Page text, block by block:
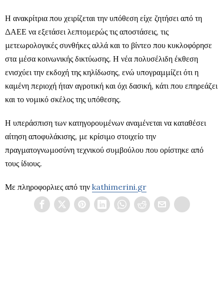
Η ανακρίτρια που χειρίζεται την υπόθεση είχε ζητήσει από τη
ΔΑΕΕ να εξετάσει λεπτομερώς τις αποστάσεις, τις
μετεωρολογικές συνθήκες αλλά και το βίντεο που κυκλοφόρησε
στα μέσα κοινωνικής δικτύωσης. Η νέα πολυσέλιδη έκθεση
ενισχύει την εκδοχή της κηλίδωσης, ενώ υπογραμμίζει ότι η
καμένη περιοχή ήταν αγροτική και όχι δασική, κάτι που επηρεάζει
και το νομικό σκέλος της υπόθεσης.
Η υπεράσπιση των κατηγορουμένων αναμένεται να καταθέσει
αίτηση αποφυλάκισης, με κρίσιμο στοιχείο την
πραγματογνωμοσύνη τεχνικού συμβούλου που ορίστηκε από
τους ίδιους.
Με πληροφορλιες από την kathimerini.gr